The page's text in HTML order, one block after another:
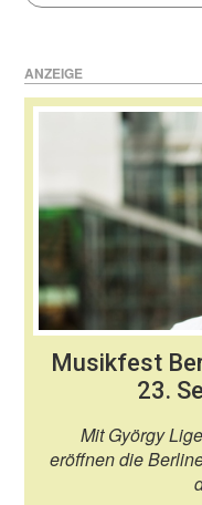
ANZEIGE
Musikfest
23.
Mit György
eröffnen die